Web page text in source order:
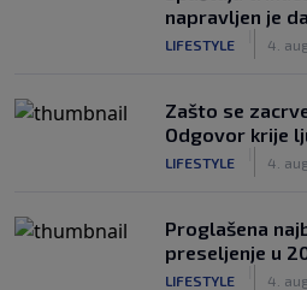
napravljen je
LIFESTYLE 4.
Zašto se
Odgovor krije
LIFESTYLE 4.
Proglašena
preseljenje u
LIFESTYLE 4.